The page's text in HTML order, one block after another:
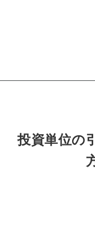
投資単位の